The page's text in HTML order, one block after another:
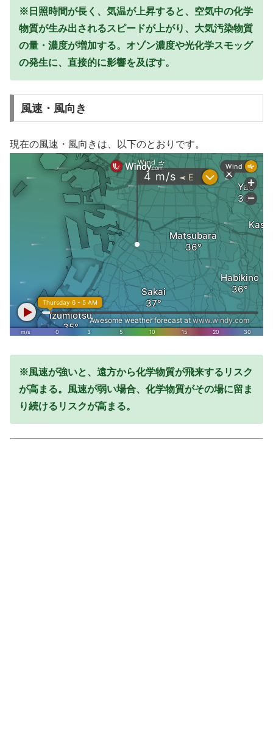
※日照時間が長く、気温が上昇すると、空気中の化学
物質が生み出されるスピードが上がり、大気汚染物質
の量・濃度が増加する。オゾン濃度や光化学スモッグ
の発生に、直接的に影響を及ぼす。
風速・風向き
現在の風速・風向きは、以下のとおりです。
※風速が強いと、遠方から化学物質が飛来するリスク
が高まる。風速が弱い場合、化学物質がその場に留ま
り続けるリスクが高まる。